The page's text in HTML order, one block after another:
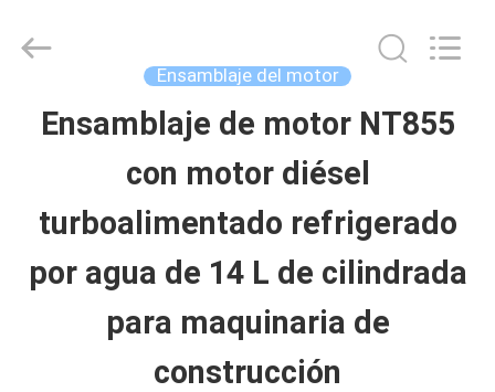
HOGAR
PRODUCTOS
VÍDEOS
Machinery
Ensamblaje del motor
Ensamblaje de motor NT855
con motor diésel
turboalimentado refrigerado
por agua de 14 L de cilindrada
para maquinaria de
construcción